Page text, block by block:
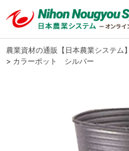
農業資材の通販【日本農業システム】
> カラーポット シルバー